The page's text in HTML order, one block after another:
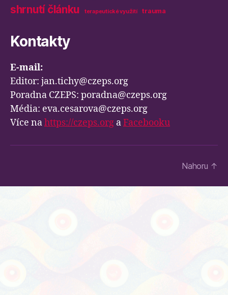
shrnutí článku terapeutické využití trauma
Kontakty
E-mail:
Editor: jan.tichy@czeps.org
Poradna CZEPS: poradna@czeps.org
Média: eva.cesarova@czeps.org
Více nahttps://czeps.org aFacebooku
Nahoru ↑